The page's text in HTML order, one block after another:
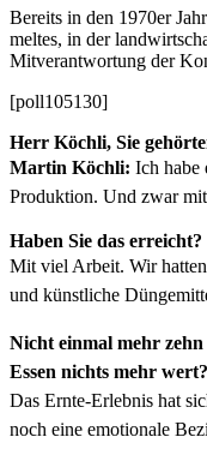
Bere­its in den 1970er
meltes, in der
Mitver­ant­wor­tung der
[poll105130]
Herr Köch­li, Sie
Mar­tin Köch­li: Ich habe
Pro­duk­tion. Und zwar
Haben Sie das erre­icht?
Mit viel Arbeit. Wir
und kün­stliche
Nicht ein­mal mehr
Essen nichts mehr wert?
Das Ernte-Erleb­nis hat
noch eine emo­tionale